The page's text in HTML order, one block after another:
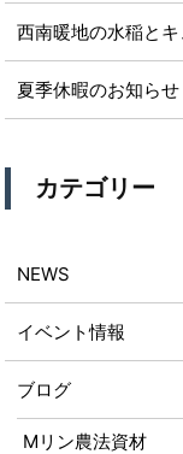
西南暖地の水稲と
夏季休暇のお知らせ
カテゴリー
NEWS
イベント情報
ブログ
Mリン農法資材